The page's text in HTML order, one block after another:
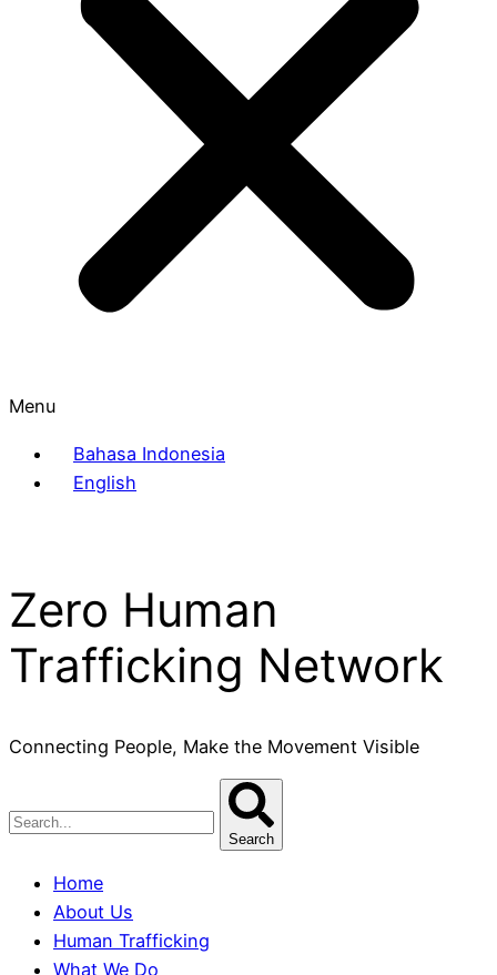
Menu
Bahasa Indonesia
English
Zero Human
Trafficking Network
Connecting People, Make the Movement Visible
Search
Home
About Us
Human Trafficking
What We Do